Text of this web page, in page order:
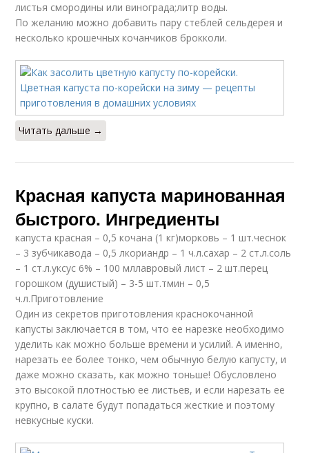
листья смородины или винограда;литр воды.
По желанию можно добавить пару стеблей сельдерея и
несколько крошечных кочанчиков брокколи.
Читать дальше →
Красная капуста маринованная
быстрого. Ингредиенты
капуста красная – 0,5 кочана (1 кг)морковь – 1 шт.чеснок
– 3 зубчикавода – 0,5 лкориандр – 1 ч.л.сахар – 2 ст.л.соль
– 1 ст.л.уксус 6% – 100 мллавровый лист – 2 шт.перец
горошком (душистый) – 3-5 шт.тмин – 0,5
ч.л.Приготовление
Один из секретов приготовления краснокочанной
капусты заключается в том, что ее нарезке необходимо
уделить как можно больше времени и усилий. А именно,
нарезать ее более тонко, чем обычную белую капусту, и
даже можно сказать, как можно тоньше! Обусловлено
это высокой плотностью ее листьев, и если нарезать ее
крупно, в салате будут попадаться жесткие и поэтому
невкусные куски.